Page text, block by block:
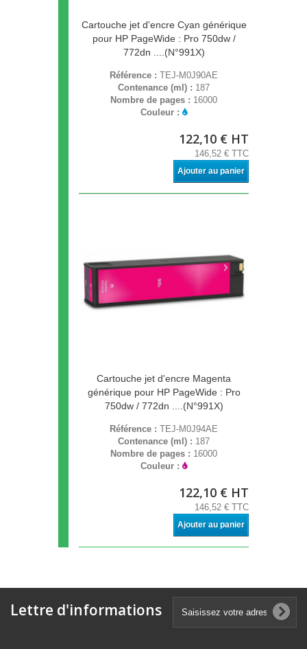
Cartouche jet d'encre Cyan générique
pour HP PageWide : Pro 750dw /
772dn ....(N°991X)
Référence : TEJ-M0J90AE
Contenance (ml) : 187
Nombre de pages : 16000
Couleur :
122,10 € HT
146,52 € TTC
Ajouter au panier
Cartouche jet d'encre Magenta
générique pour HP PageWide : Pro
750dw / 772dn ....(N°991X)
Référence : TEJ-M0J94AE
Contenance (ml) : 187
Nombre de pages : 16000
Couleur :
122,10 € HT
146,52 € TTC
Ajouter au panier
Lettre d'informations